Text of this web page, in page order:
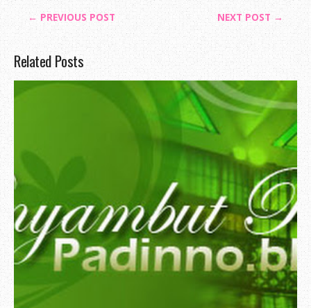
← PREVIOUS POST NEXT POST →
Related Posts